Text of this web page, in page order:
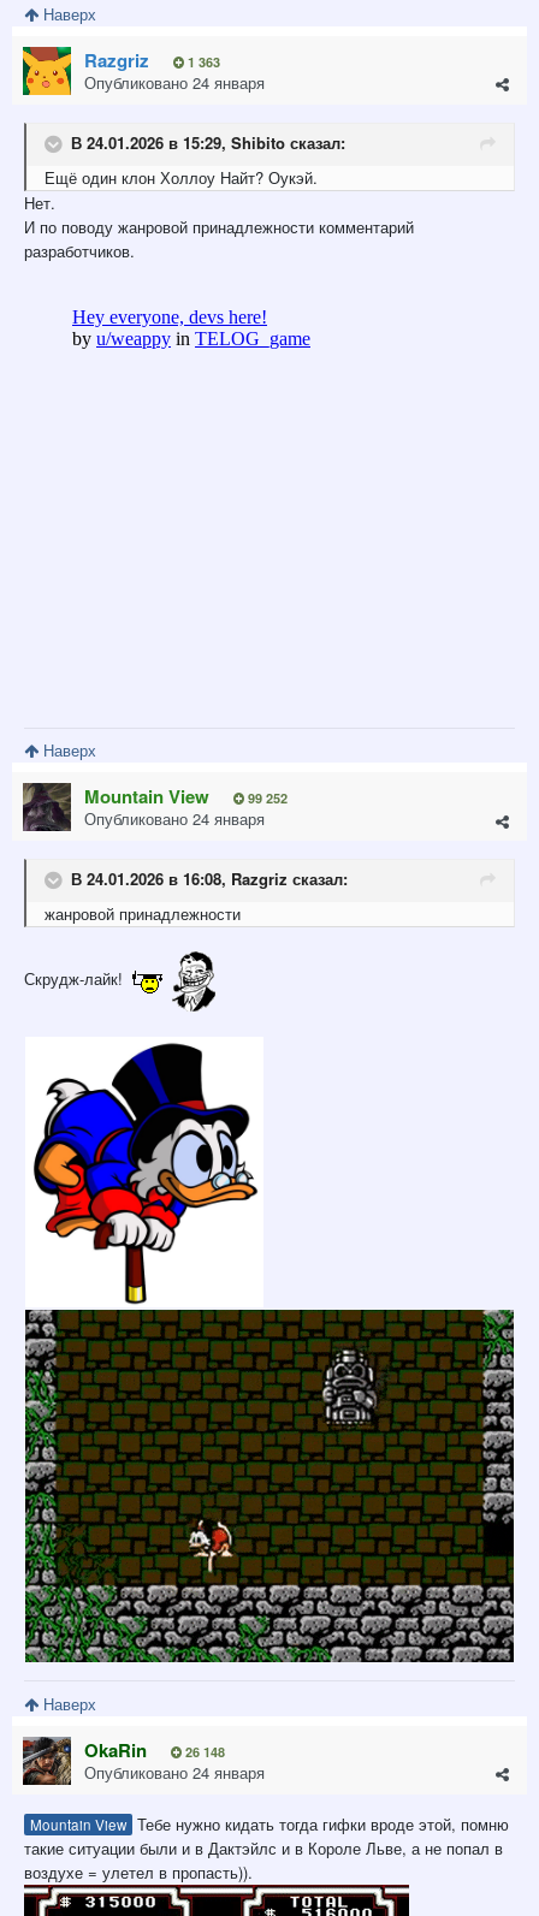
Наверх
Razgriz 1 363
Опубликовано 24 января
В 24.01.2026 в 15:29, Shibito сказал:
Ещё один клон Холлоу Найт? Оукэй.
Нет.
И по поводу жанровой принадлежности комментарий
разработчиков.
Наверх
Mountain View 99 252
Опубликовано 24 января
В 24.01.2026 в 16:08, Razgriz сказал:
жанровой принадлежности
Скрудж-лайк!
Наверх
OkaRin 26 148
Опубликовано 24 января
Mountain View Тебе нужно кидать тогда гифки вроде этой, помню
такие ситуации были и в Дактэйлс и в Короле Льве, а не попал в
воздухе = улетел в пропасть)).